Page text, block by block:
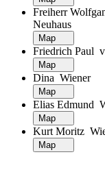
Freiherr
Neuhaus
Friedrich Paul
Dina Wiener
Elias Edmund
Kurt Moritz